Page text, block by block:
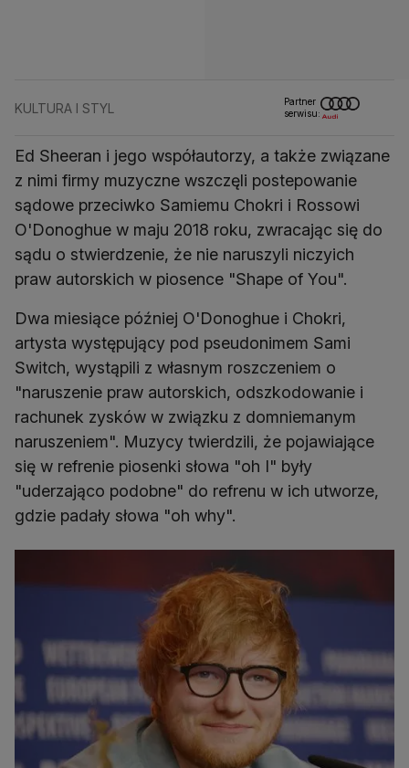
KULTURA I STYL
Partner
serwisu:
Ed Sheeran i jego współautorzy, a także związane
z nimi firmy muzyczne wszczęli postepowanie
sądowe przeciwko Samiemu Chokri i Rossowi
O'Donoghue w maju 2018 roku, zwracając się do
sądu o stwierdzenie, że nie naruszyli niczyich
praw autorskich w piosence "Shape of You".
Dwa miesiące później O'Donoghue i Chokri,
artysta występujący pod pseudonimem Sami
Switch, wystąpili z własnym roszczeniem o
"naruszenie praw autorskich, odszkodowanie i
rachunek zysków w związku z domniemanym
naruszeniem". Muzycy twierdzili, że pojawiające
się w refrenie piosenki słowa "oh I" były
"uderzająco podobne" do refrenu w ich utworze,
gdzie padały słowa "oh why".